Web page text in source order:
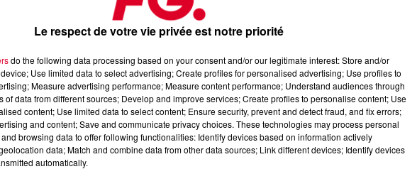
Le respect de votre vie privée est notre priorité
do the following data processing based on your consent and/or our legitimate interest: Store and/or
Use limited data to select advertising; Create profiles for personalised advertising; Use profiles to
Measure advertising performance; Measure content performance; Understand audiences through
of data from different sources; Develop and improve services; Create profiles to personalise content; Use
content; Use limited data to select content; Ensure security, prevent and detect fraud, and fix errors;
and content; Save and communicate privacy choices. These technologies may process personal
browsing data to offer following functionalities: Identify devices based on information actively
data; Match and combine data from other data sources; Link different devices; Identify devices
automatically.